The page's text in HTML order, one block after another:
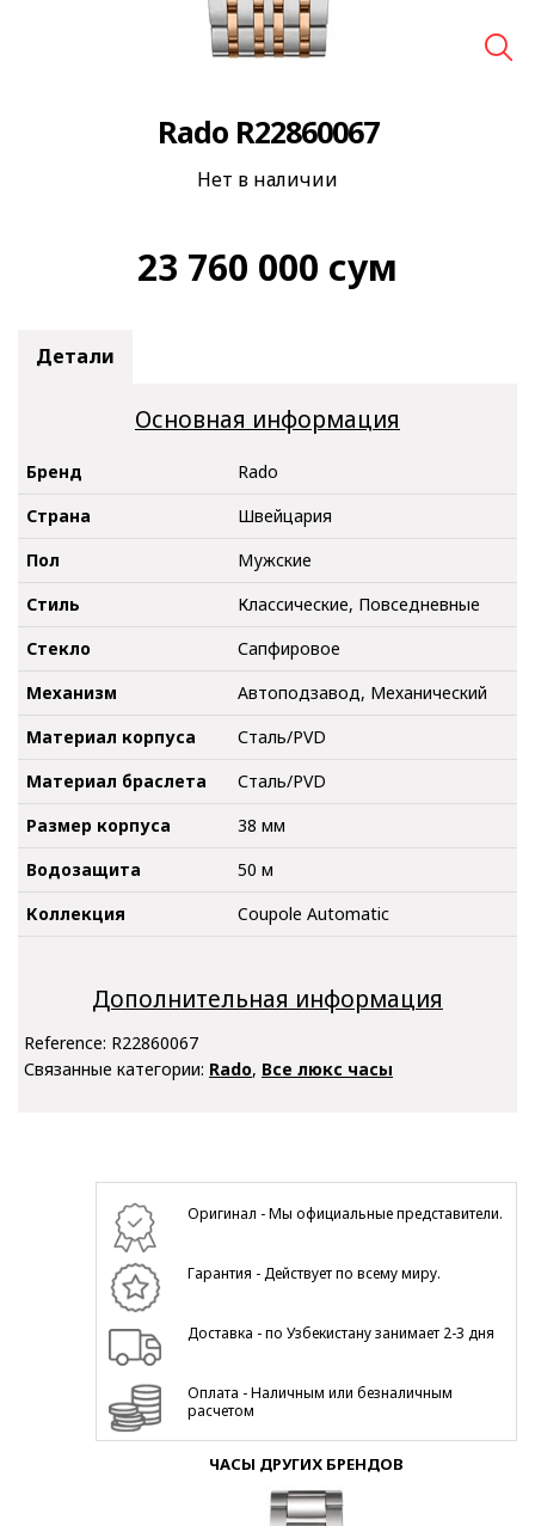
Rado R22860067
Нет в наличии
23 760 000 сум
Детали
Основная информация
Бренд
Rado
Страна
Швейцария
Пол
Мужские
Стиль
Классические, Повседневные
Стекло
Сапфировое
Механизм
Автоподзавод, Механический
Материал корпуса
Сталь/PVD
Материал браслета
Сталь/PVD
Размер корпуса
38 мм
Водозащита
50 м
Коллекция
Coupole Automatic
Дополнительная информация
Reference: R22860067
Связанные категории: Rado, Все люкс часы
Оригинал - Мы официальные представители.
Гарантия - Действует по всему миру.
Доставка - по Узбекистану занимает 2-3 дня
Оплата - Наличным или безналичным
расчетом
ЧАСЫ ДРУГИХ БРЕНДОВ